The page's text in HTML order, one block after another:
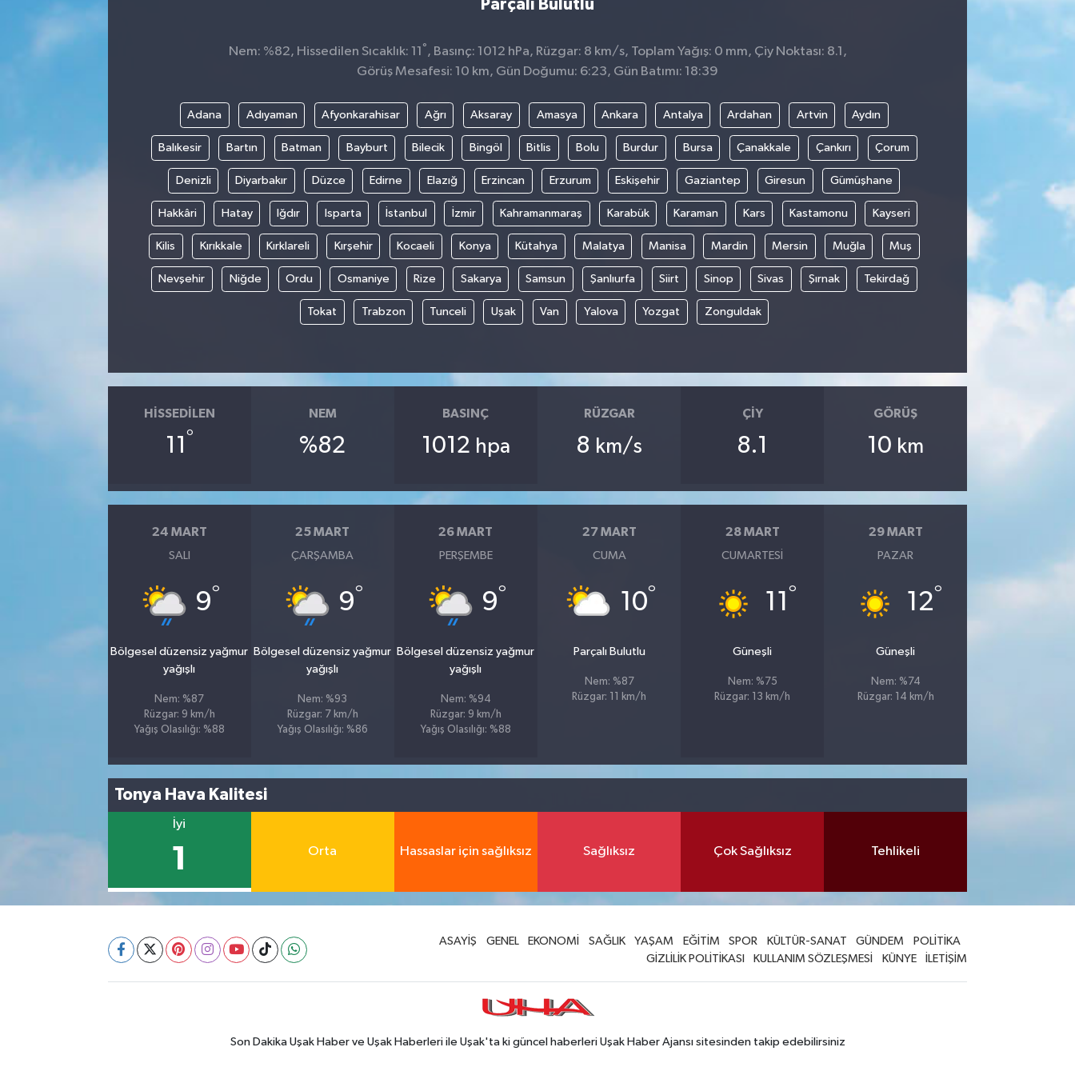
Parçalı Bulutlu
Nem: %82, Hissedilen Sıcaklık: 11 ° , Basınç: 1012 hPa, Rüzgar: 8 km/s, Toplam Yağış: 0 mm, Çiy Noktası: 8.1,
Görüş Mesafesi: 10 km, Gün Doğumu: 6:23, Gün Batımı: 18:39
Adana Adıyaman Afyonkarahisar Ağrı Aksaray Amasya Ankara Antalya Ardahan Artvin Aydın
Balıkesir Bartın Batman Bayburt Bilecik Bingöl Bitlis Bolu Burdur Bursa Çanakkale Çankırı Çorum
Denizli Diyarbakır Düzce Edirne Elazığ Erzincan Erzurum Eskişehir Gaziantep Giresun Gümüşhane
Hakkâri Hatay Iğdır Isparta İstanbul İzmir Kahramanmaraş Karabük Karaman Kars Kastamonu Kayseri
Kilis Kırıkkale Kırklareli Kırşehir Kocaeli Konya Kütahya Malatya Manisa Mardin Mersin Muğla Muş
Nevşehir Niğde Ordu Osmaniye Rize Sakarya Samsun Şanlıurfa Siirt Sinop Sivas Şırnak Tekirdağ
Tokat Trabzon Tunceli Uşak Van Yalova Yozgat Zonguldak
HISSEDILEN
11 °
NEM
%82
BASINÇ
1012 hpa
RÜZGAR
8 km/s
ÇIY
8.1
GÖRÜŞ
10 km
24 MART
SALI
9°
Bölgesel düzensiz yağmur
yağışlı
Nem: %87
Rüzgar: 9 km/h
Yağış Olasılığı: %88
25 MART
ÇARŞAMBA
9°
Bölgesel düzensiz yağmur
yağışlı
Nem: %93
Rüzgar: 7 km/h
Yağış Olasılığı: %86
26 MART
PERŞEMBE
9°
Bölgesel düzensiz yağmur
yağışlı
Nem: %94
Rüzgar: 9 km/h
Yağış Olasılığı: %88
27 MART
CUMA
10°
Parçalı Bulutlu
Nem: %87
Rüzgar: 11 km/h
28 MART
CUMARTESI
11 °
Güneşli
Nem: %75
Rüzgar: 13 km/h
29 MART
PAZAR
12°
Güneşli
Nem: %74
Rüzgar: 14 km/h
Tonya Hava Kalitesi
İyi
1 Orta Hassaslar için sağlıksız Sağlıksız Çok Sağlıksız Tehlikeli
ASAYİŞ GENEL EKONOMİ SAĞLIK YAŞAM EĞİTİM SPOR KÜLTÜR-SANAT GÜNDEM
POLİTİKA
GİZLİLİK POLİTİKASI
KULLANIM SÖZLEŞMESİ KÜNYE İLETİŞİM
Son Dakika Uşak Haber ve Uşak Haberleri ile Uşak'ta ki güncel haberleri Uşak Haber Ajansı sitesinden takip edebilirsiniz
BİLİM VE TEKNOLOJİ